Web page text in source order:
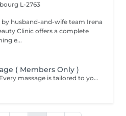
L-2763
Clinic offers a complete
e...
( Members Only )
Customized Body Massage Every massage is tailored to your individual needs and preferences on the day of your appointment. After a brief consultation, your therapist will customize the treatment to focus on areas of tension, muscle tightness, stress relief, relaxation, or overall well-being. Using personalized techniques and pressure, each session is designed to help reduce tension, improve circulation, ease muscle discomfort, and leave you feeling deeply relaxed and refreshed. Suitable for everyone and fully adapted to your body's needs.